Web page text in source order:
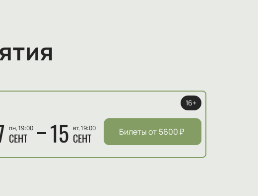
пн, 19:00
СЕНТ 15 вт, 19:00
СЕНТ
16+
Билеты от 5600₽